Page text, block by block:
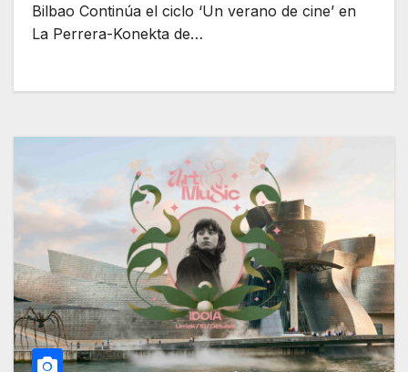
Bilbao Continúa el ciclo ‘Un verano de cine’ en
La Perrera-Konekta de…